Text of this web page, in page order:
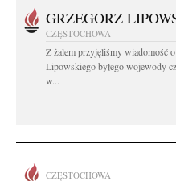
GRZEGORZ
CZĘSTOCHOWA
Z żalem przyjęliśmy wiadomość
Lipowskiego byłego wojewody
w...
CZĘSTOCHOWA